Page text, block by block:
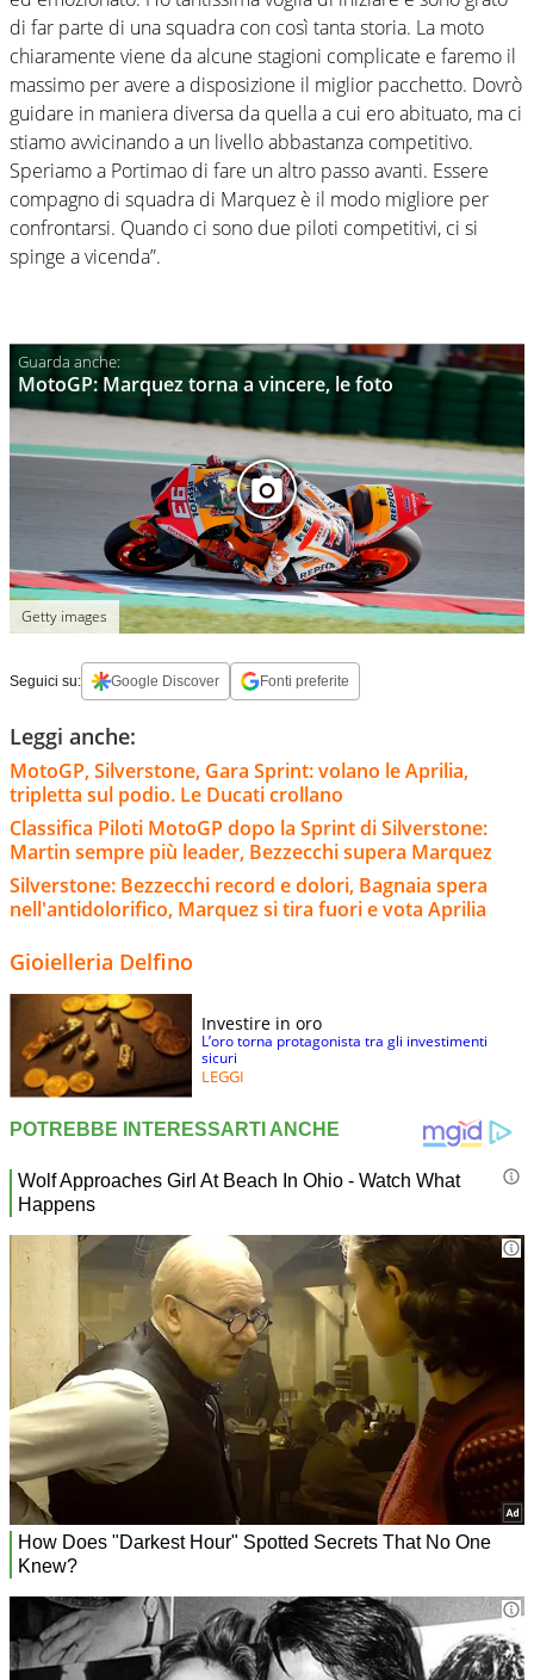
di far parte di una squadra con così tanta storia. La moto
chiaramente viene da alcune stagioni complicate e faremo il
massimo per avere a disposizione il miglior pacchetto. Dovrò
guidare in maniera diversa da quella a cui ero abituato, ma ci
stiamo avvicinando a un livello abbastanza competitivo.
Speriamo a Portimao di fare un altro passo avanti. Essere
compagno di squadra di Marquez è il modo migliore per
confrontarsi. Quando ci sono due piloti competitivi, ci si
spinge a vicenda”.
MotoGP: Marquez torna a vincere, le foto
Getty images
Seguici su: Google Discover Fonti preferite
Leggi anche:
MotoGP, Silverstone, Gara Sprint: volano le Aprilia,
tripletta sul podio. Le Ducati crollano
Classifica Piloti MotoGP dopo la Sprint di Silverstone:
Martin sempre più leader, Bezzecchi supera Marquez
Silverstone: Bezzecchi record e dolori, Bagnaia spera
nell'antidolorifico, Marquez si tira fuori e vota Aprilia
Gioielleria Delfino
Investire in oro
L’oro torna protagonista tra gli investimenti
sicuri
LEGGI